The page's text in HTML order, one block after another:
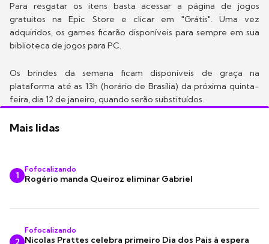
Para resgatar os itens basta acessar a página de jogos
gratuitos na Epic Store e clicar em "Grátis". Uma vez
adquiridos, os games ficarão disponíveis para sempre em sua
biblioteca de jogos para PC.
Os brindes da semana ficam disponíveis de graça na
plataforma até as 13h (horário de Brasília) da próxima quinta-
feira, dia 12 de janeiro, quando serão substituídos.
Mais lidas
1
Fofocalizando
Rogério manda Queiroz eliminar Gabriel
2
Fofocalizando
Nicolas Prattes celebra primeiro Dia dos Pais à espera